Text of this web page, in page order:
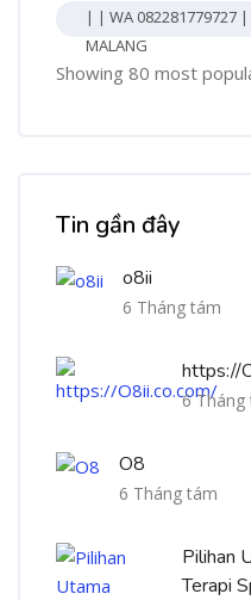
| | WA 082281779727 |
MALANG
Showing 80 most
Tin gần đây
o8ii
6 Tháng tám
https://
6 Tháng
O8
6 Tháng tám
Pilihan
Terapi